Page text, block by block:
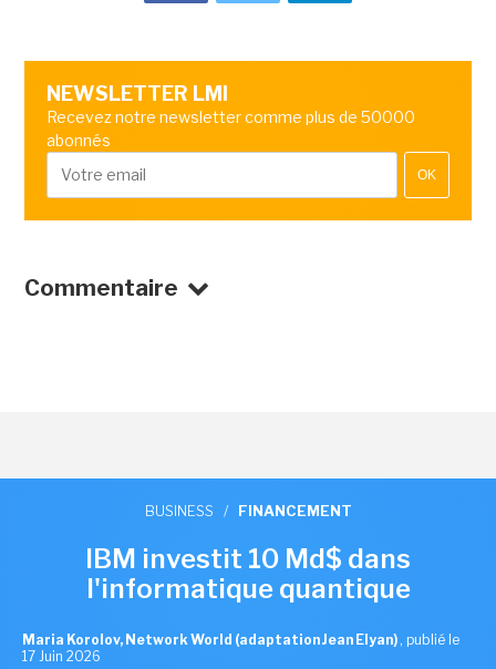
NEWSLETTER LMI
Recevez notre newsletter comme plus de 50000
abonnés
OK
Commentaire
BUSINESS / FINANCEMENT
IBM investit 10 Md$ dans
l'informatique quantique
Maria Korolov, Network World (adaptation Jean Elyan) , publié le
17 Juin 2026